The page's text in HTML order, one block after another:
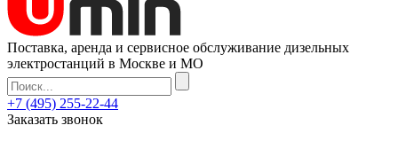
Поставка, аренда и сервисное обслуживание дизельных
электростанций в Москве и МО
+7 (495) 255-22-44
Заказать звонок